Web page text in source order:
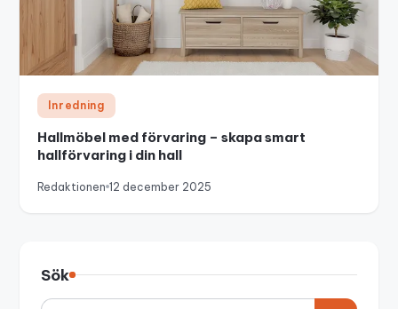
Inredning
Hallmöbel med förvaring – skapa smart
hallförvaring i din hall
Redaktionen 12 december 2025
Sök